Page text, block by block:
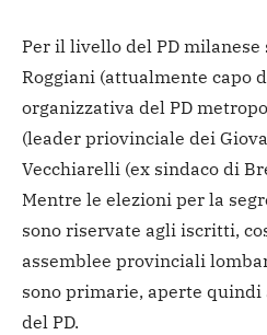
Per il livello del PD milanese
Roggiani (attualmente capo
organizzativa del PD
(leader priovinciale dei
Vecchiarelli (ex sindaco di
Mentre le elezioni per la
sono riservate agli iscritti,
assemblee provinciali
sono primarie, aperte
del PD.